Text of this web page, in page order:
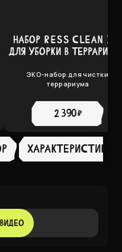
НАБОР RESS CLEAN IT!
ДЛЯ УБОРКИ В
ЭКО-набор для чистки
террариума
2 390 ₽
ХАРАКТЕРИСТИКИ